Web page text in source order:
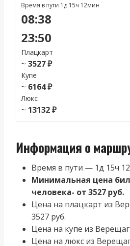
Время в пути 1д 15ч 12мин
08:38
23:50
Плацкарт
~ 3527 ₽
Купе
~ 6164 ₽
Люкс
~ 13132 ₽
Информация о
Время в пути — 1д 15ч
Минимальная цена
человека- от 3527 руб.
Цена на плацкарт из
3527 руб.
Цена на купе из
Цена на люкс из